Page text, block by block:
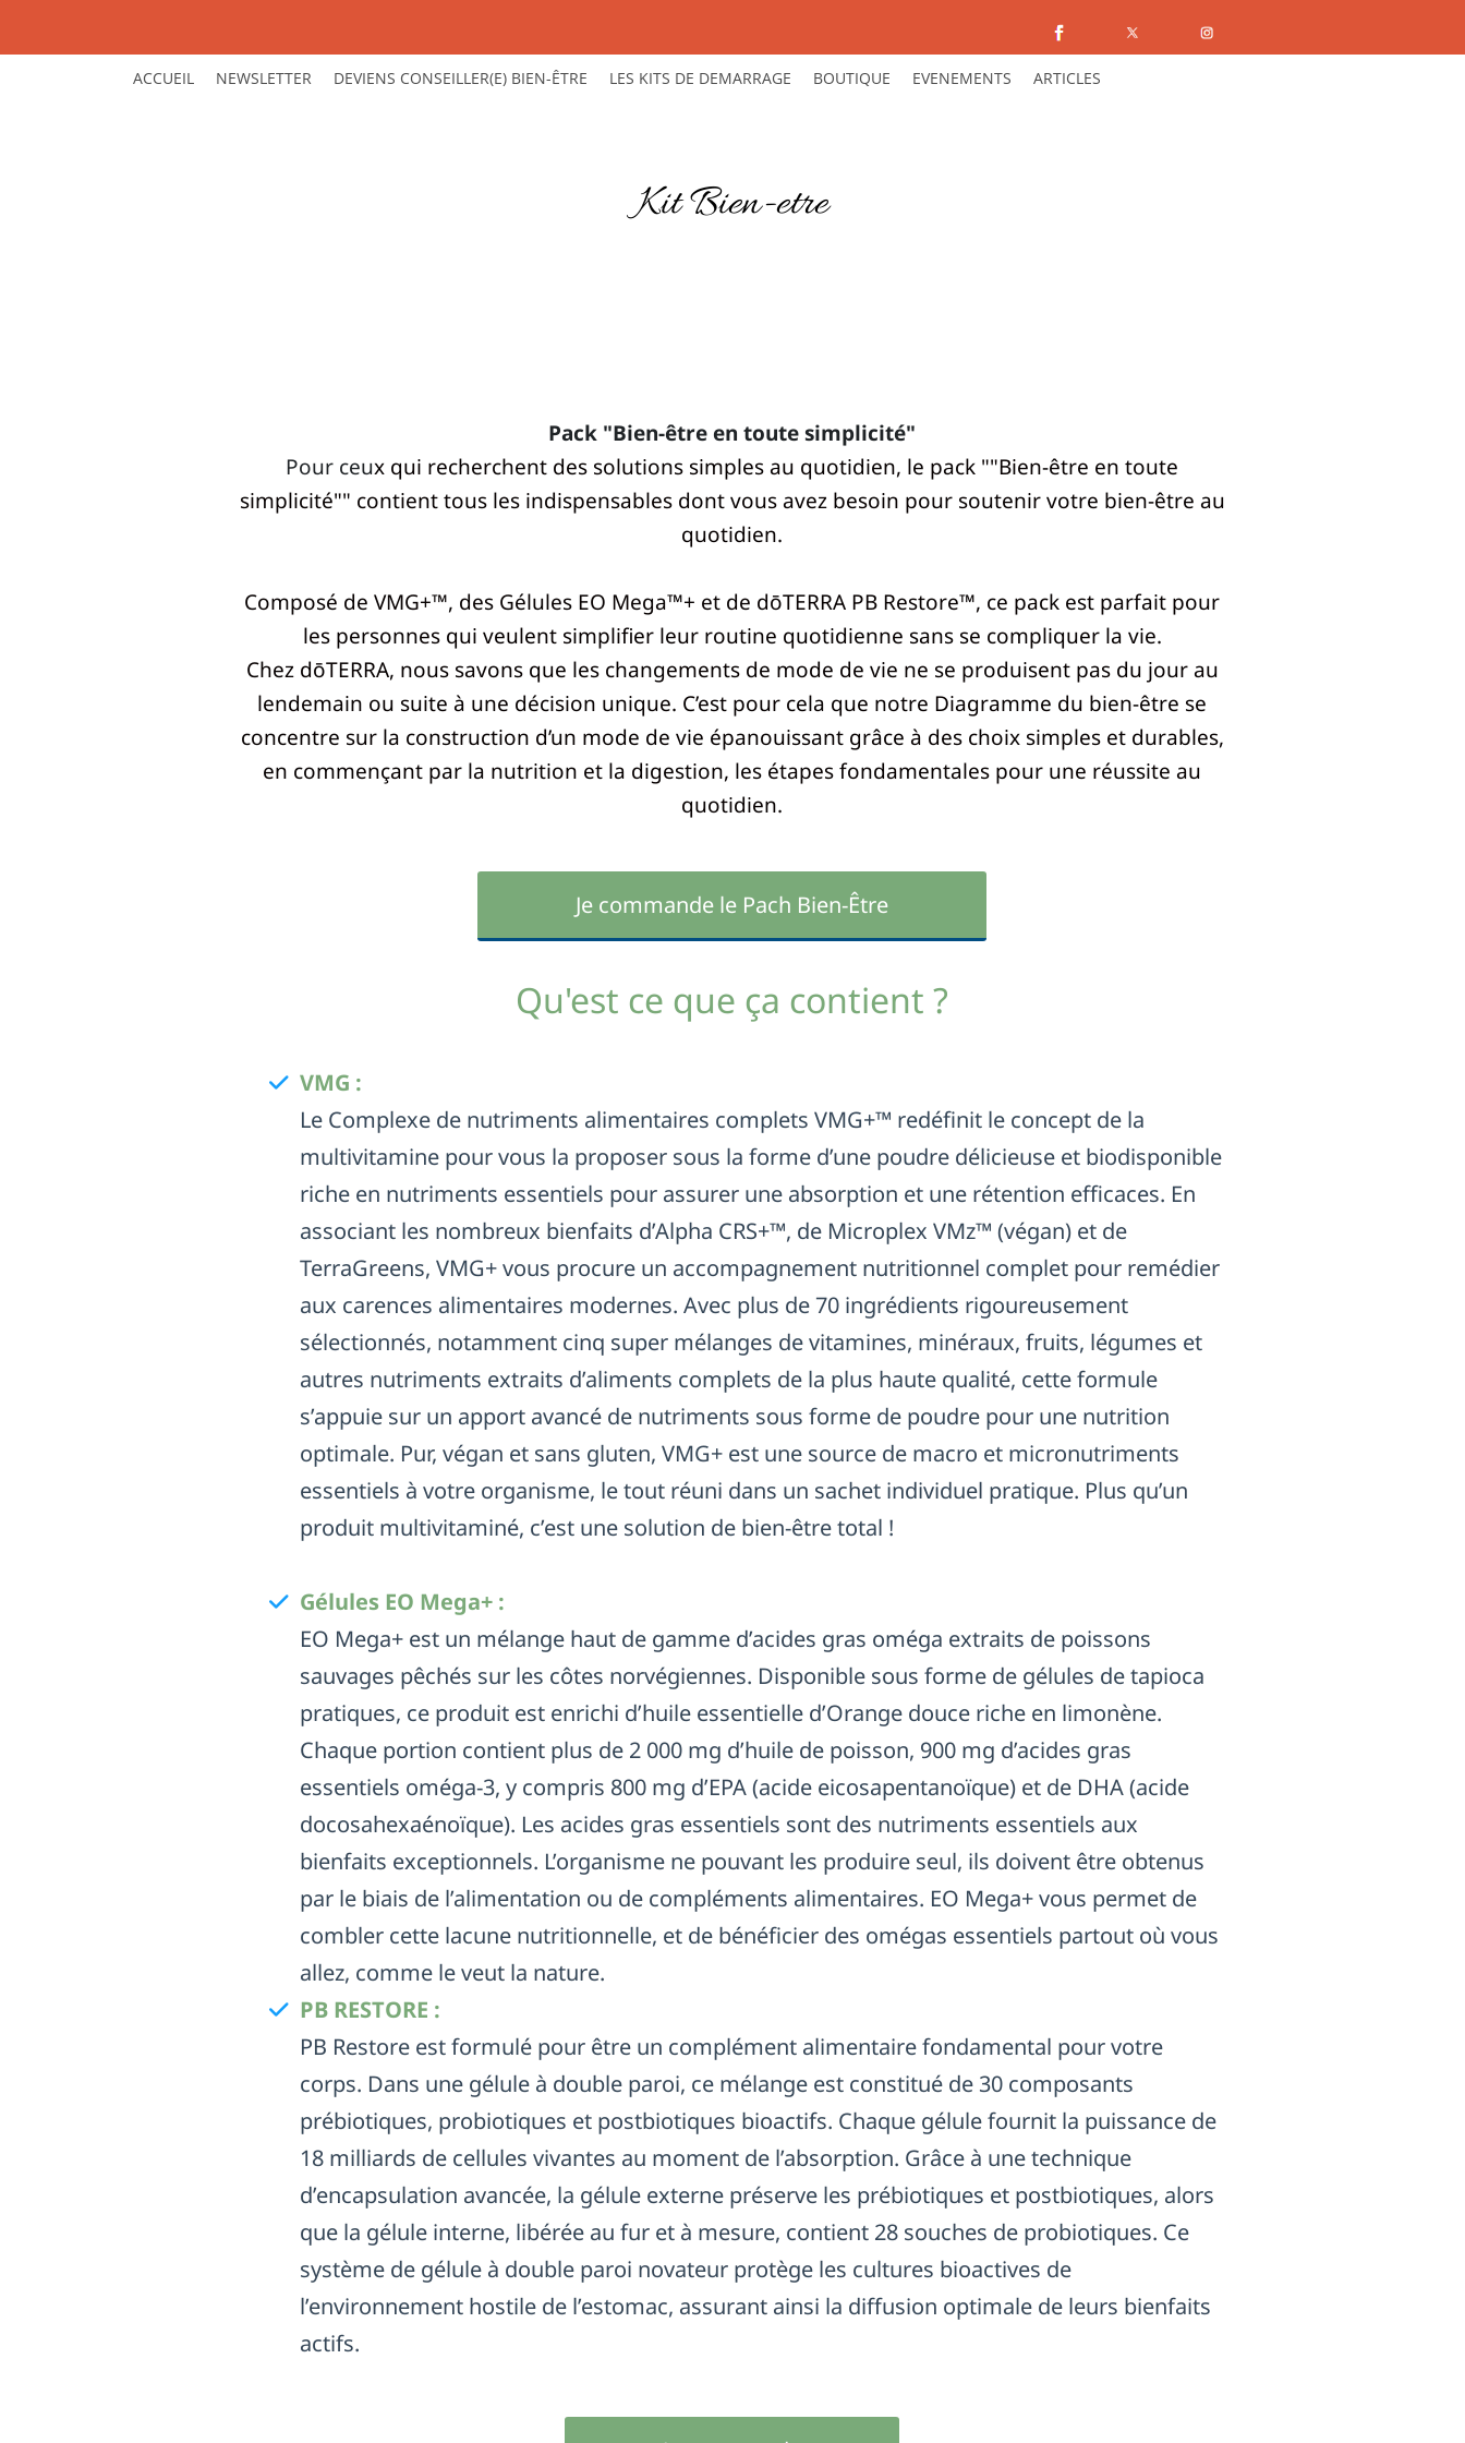
ACCUEIL NEWSLETTER DEVIENS CONSEILLER(E) BIEN-ÊTRE LES KITS DE DEMARRAGE BOUTIQUE EVENEMENTS ARTICLES
Kit Bien-etre
Pack "Bien-être en toute simplicité"
Pour ceux qui recherchent des solutions simples au quotidien, le pack ""Bien-être en toute
simplicité"" contient tous les indispensables dont vous avez besoin pour soutenir votre bien-être au
quotidien.
Composé de VMG+™, des Gélules EO Mega™+ et de dōTERRA PB Restore™, ce pack est parfait pour
les personnes qui veulent simplifier leur routine quotidienne sans se compliquer la vie.
Chez dōTERRA, nous savons que les changements de mode de vie ne se produisent pas du jour au
lendemain ou suite à une décision unique. C’est pour cela que notre Diagramme du bien-être se
concentre sur la construction d’un mode de vie épanouissant grâce à des choix simples et durables,
en commençant par la nutrition et la digestion, les étapes fondamentales pour une réussite au
quotidien.
Je commande le Pach Bien-Être
Qu'est ce que ça contient ?
VMG :
Le Complexe de nutriments alimentaires complets VMG+™ redéfinit le concept de la
multivitamine pour vous la proposer sous la forme d’une poudre délicieuse et biodisponible
riche en nutriments essentiels pour assurer une absorption et une rétention efficaces. En
associant les nombreux bienfaits d’Alpha CRS+™, de Microplex VMz™ (végan) et de
TerraGreens, VMG+ vous procure un accompagnement nutritionnel complet pour remédier
aux carences alimentaires modernes. Avec plus de 70 ingrédients rigoureusement
sélectionnés, notamment cinq super mélanges de vitamines, minéraux, fruits, légumes et
autres nutriments extraits d’aliments complets de la plus haute qualité, cette formule
s’appuie sur un apport avancé de nutriments sous forme de poudre pour une nutrition
optimale. Pur, végan et sans gluten, VMG+ est une source de macro et micronutriments
essentiels à votre organisme, le tout réuni dans un sachet individuel pratique. Plus qu’un
produit multivitaminé, c’est une solution de bien-être total !
Gélules EO Mega+ :
EO Mega+ est un mélange haut de gamme d’acides gras oméga extraits de poissons
sauvages pêchés sur les côtes norvégiennes. Disponible sous forme de gélules de tapioca
pratiques, ce produit est enrichi d’huile essentielle d’Orange douce riche en limonène.
Chaque portion contient plus de 2 000 mg d’huile de poisson, 900 mg d’acides gras
essentiels oméga-3, y compris 800 mg d’EPA (acide eicosapentanoïque) et de DHA (acide
docosahexaénoïque). Les acides gras essentiels sont des nutriments essentiels aux
bienfaits exceptionnels. L’organisme ne pouvant les produire seul, ils doivent être obtenus
par le biais de l’alimentation ou de compléments alimentaires. EO Mega+ vous permet de
combler cette lacune nutritionnelle, et de bénéficier des omégas essentiels partout où vous
allez, comme le veut la nature.
PB RESTORE :
PB Restore est formulé pour être un complément alimentaire fondamental pour votre
corps. Dans une gélule à double paroi, ce mélange est constitué de 30 composants
prébiotiques, probiotiques et postbiotiques bioactifs. Chaque gélule fournit la puissance de
18 milliards de cellules vivantes au moment de l’absorption. Grâce à une technique
d’encapsulation avancée, la gélule externe préserve les prébiotiques et postbiotiques, alors
que la gélule interne, libérée au fur et à mesure, contient 28 souches de probiotiques. Ce
système de gélule à double paroi novateur protège les cultures bioactives de
l’environnement hostile de l’estomac, assurant ainsi la diffusion optimale de leurs bienfaits
actifs.